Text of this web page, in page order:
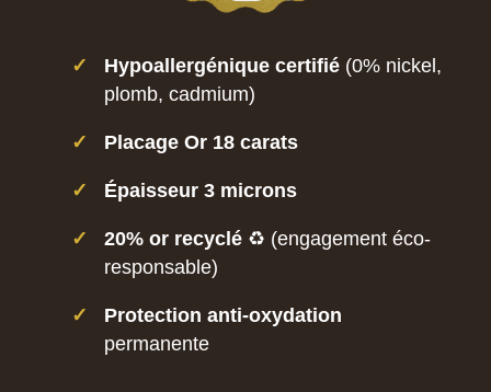
✓ Hypoallergénique certifié(0% nickel,
plomb, cadmium)
✓ Placage Or 18 carats
✓ Épaisseur 3 microns
✓ 20% or recyclé♻️ (engagement éco-
responsable)
✓
Protection anti-oxydation
permanente